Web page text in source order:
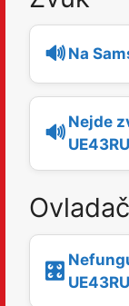
🔊 Na
🔊 Nejde
Ovladač
🎛️